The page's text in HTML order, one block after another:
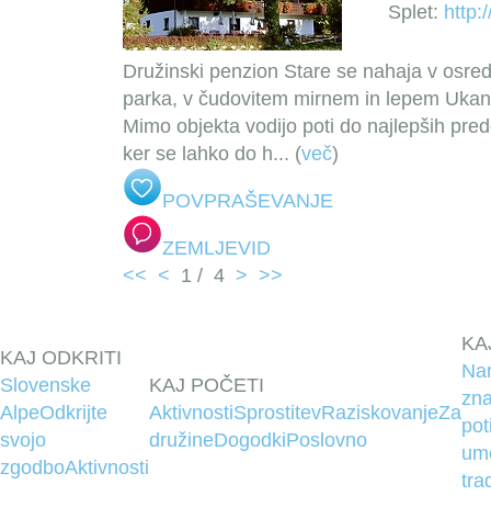
Splet:
Družinski penzion Stare se nahaja v
parka, v čudovitem mirnem in lepem
Mimo objekta vodijo poti do najlepših
ker se lahko do h... (več)
POVPRAŠEVANJE
ZEMLJEVID
<< < 1 / 4 > >>
KAJ ODKRITI
Slovenske
AlpeOdkrijte
svojo
zgodboAktivnosti
KAJ POČETI
AktivnostiSprostitevRaziskovanjeZa
družineDogodkiPoslovno